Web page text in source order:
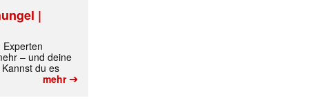
|
Experten
– und deine
du es
mehr➔